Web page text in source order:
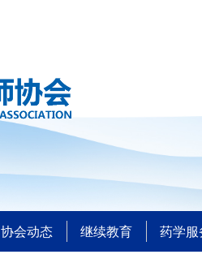
协会动态 继续教育 药学服